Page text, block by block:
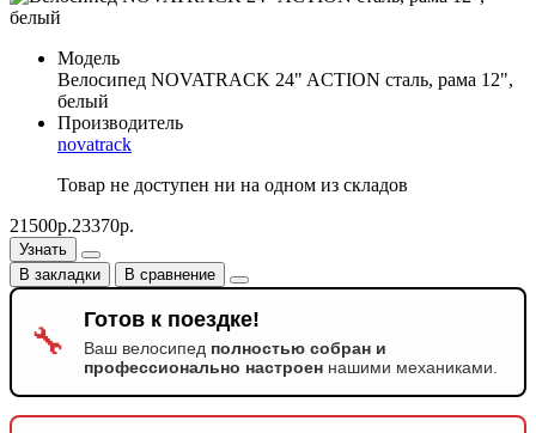
Модель
Велосипед NOVATRACK 24" ACTION сталь, рама 12",
белый
Производитель
novatrack
Товар не доступен ни на одном из складов
21500р.23370р.
Узнать
В закладки
В сравнение
🔧
Готов к поездке!
Ваш велосипед полностью собран и
профессионально настроен нашими механиками.